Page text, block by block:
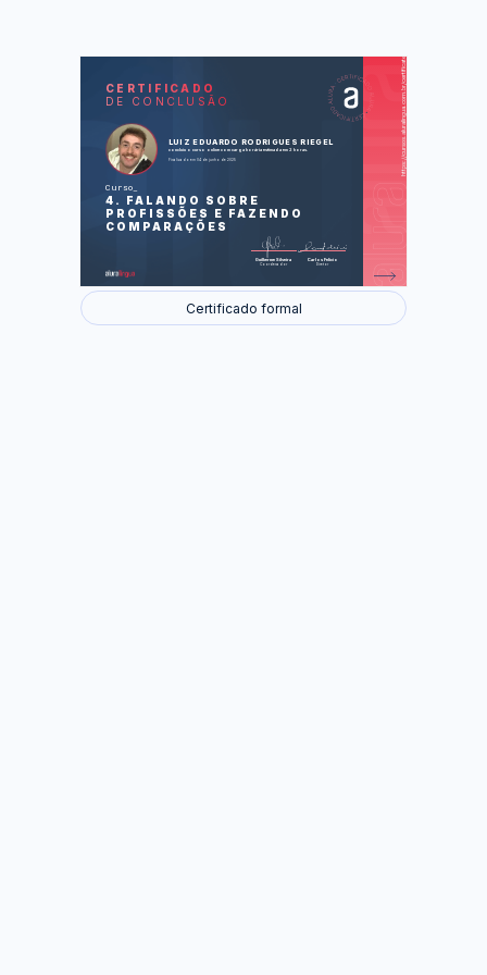
CERTIFICADO
DE CONCLUSÃO
LUIZ EDUARDO RODRIGUES RIEGEL
concluiu o curso online com carga horária estimada em 2 horas.
Finalizado em 04 de junho de 2025
Curso
4. FALANDO SOBRE
PROFISSÕES E FAZENDO
COMPARAÇÕES
Guilherme Silveira
Coordenador
Carlos Felício
Diretor
LAS
At the restaurant (No restaurante)
What do you do? (O que você faz?)
Certificado formal